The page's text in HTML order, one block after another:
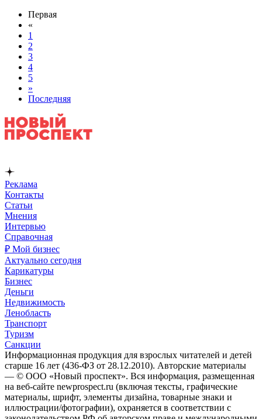
Первая
«
1
2
3
4
5
»
Последняя
Реклама
Контакты
Статьи
Мнения
Интервью
Справочная
₽ Мой бизнес
Актуально сегодня
Карикатуры
Бизнес
Деньги
Недвижимость
Ленобласть
Транспорт
Туризм
Санкции
Информационная продукция для взрослых читателей и детей
старше 16 лет (436-ФЗ от 28.12.2010). Авторские материалы
— © ООО «Новый проспект». Вся информация, размещенная
на веб-сайте newprospect.ru (включая тексты, графические
материалы, шрифт, элементы дизайна, товарные знаки и
иллюстрации/фотографии), охраняется в соответствии с